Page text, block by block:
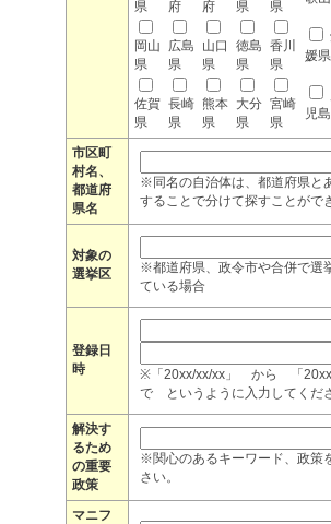
県
府
府
県
県
岡山
県
広島
県
山口
県
徳島
県
香川
県
媛県
佐賀
県
長崎
県
熊本
県
大分
県
宮崎
県
児
市区町
村名、
都道府
県名
※同名の自治体は、都道府県と
することで分けて探すことがで
対象の
選挙区
※都道府県、政令市や合併で選
ている場合
登録日
時
※「20xx/xx/xx」 から 「20xx/
で というように入力してくだ
解決す
るため
の重要
政策
※関心のあるキーワード、政策
さい。
マニフ